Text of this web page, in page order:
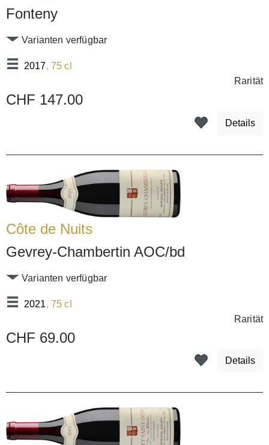
Fonteny
2017, 75 cl
Varianten verfügbar
Rarität
CHF 147.00
Details
Côte de Nuits
Gevrey-Chambertin AOC/bd
2021, 75 cl
Varianten verfügbar
Rarität
CHF 69.00
Details